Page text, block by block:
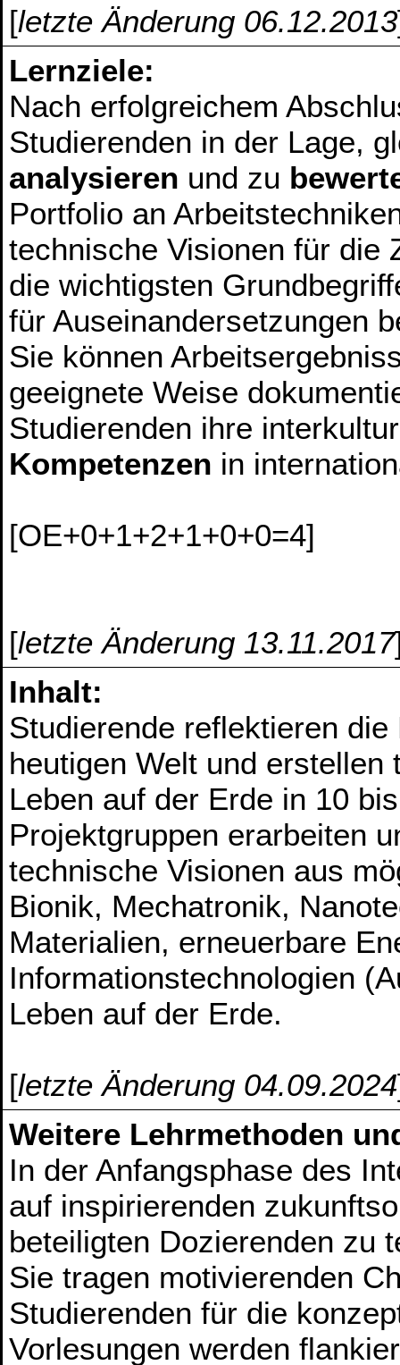
[letzte Änderung 06.12.2013
Lernziele:
Nach erfolgreichem
Studierenden in der Lage,
analysieren und zu
Portfolio an
technische Visionen für die
die wichtigsten
für Auseinandersetzungen
Sie können
geeignete Weise
Studierenden ihre
Kompetenzen in
[OE+0+1+2+1+0+0=4]
[letzte Änderung 13.11.2017
Inhalt:
Studierende reflektieren
heutigen Welt und
Leben auf der Erde in 10
Projektgruppen erarbeiten
technische Visionen aus
Bionik, Mechatronik,
Materialien, erneuerbare
Informationstechnologien
Leben auf der Erde.
[letzte Änderung 04.09.2024
Weitere Lehrmethoden
In der Anfangsphase des
auf inspirierenden
beteiligten Dozierenden zu
Sie tragen motivierenden
Studierenden für die
Vorlesungen werden